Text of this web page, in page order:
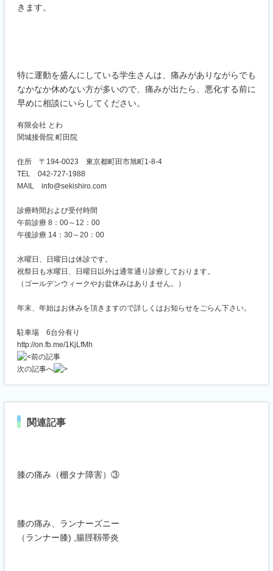
きます。
特に運動を盛んにしている学生さんは、痛みがありながらでも
なかなか休めない方が多いので、痛みが出たら、悪化する前に
早めに相談にいらしてください。
有限会社 とわ
関城接骨院 町田院
住所 〒194-0023 東京都町田市旭町1-8-4
TEL 042-727-1988
MAIL info@sekishiro.com
診療時間および受付時間
午前診療 8：00～12：00
午後診療 14：30～20：00
水曜日、日曜日は休診です。
祝祭日も水曜日、日曜日以外は通常通り診療しております。
（ゴールデンウィークやお盆休みはありません。）
年末、年始はお休みを頂きますので詳しくはお知らせをごらん下さい。
駐車場 6台分有り
http://on.fb.me/1KjLfMh
前の記事
次の記事へ
関連記事
膝の痛み（棚タナ障害）③
膝の痛み、ランナーズニー
（ランナー膝) ,腸脛靱帯炎